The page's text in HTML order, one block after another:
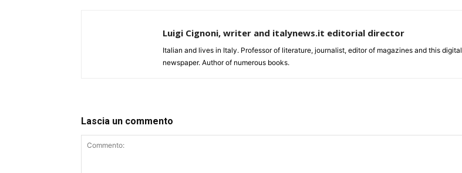
Luigi Cignoni, writer and italynews.it editorial director
Italian and lives in Italy. Professor of literature, journalist, editor of magazines and this digital
newspaper. Author of numerous books.
Lascia un commento